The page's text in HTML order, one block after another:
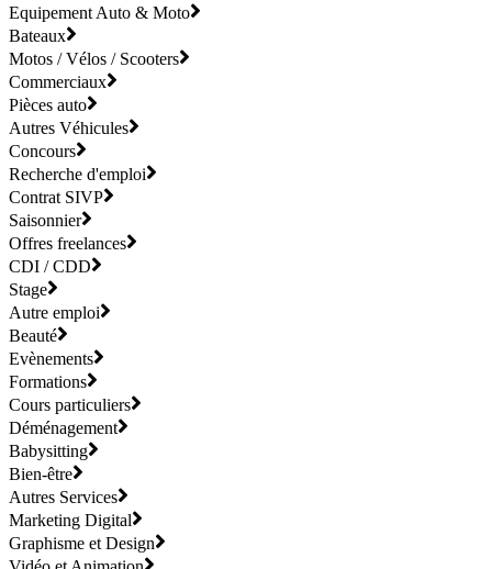
Equipement Auto & Moto
Bateaux
Motos / Vélos / Scooters
Commerciaux
Pièces auto
Autres Véhicules
Concours
Recherche d'emploi
Contrat SIVP
Saisonnier
Offres freelances
CDI / CDD
Stage
Autre emploi
Beauté
Evènements
Formations
Cours particuliers
Déménagement
Babysitting
Bien-être
Autres Services
Marketing Digital
Graphisme et Design